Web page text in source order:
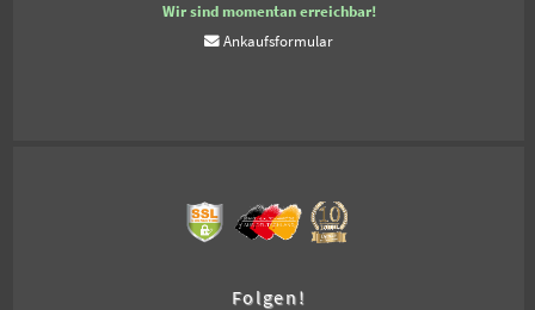
Wir sind momentan erreichbar!
Ankaufsformular
Folgen!